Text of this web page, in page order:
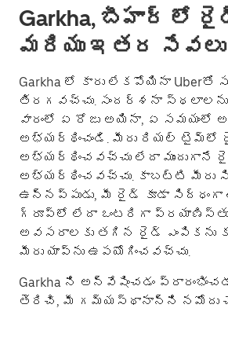
Garkha, బీహార్ లో
మరియు ఇతర సేవలు
Garkha లో కారు లేకపోయినా Uberతో
తిరగవచ్చు. సందర్శనా స్థలాలను
వారంలో ఏ రోజు అయినా, ఏ సమయంలో
అభ్యర్థించండి. మీరు రియల్ టైమ్‌లో
అభ్యర్థించవచ్చు లేదా ముందుగానే
అభ్యర్థించవచ్చు. కాబట్టి మీరు
ఉన్నప్పుడు, మీ రైడ్ కూడా సిద్ధంగా
గ్రూప్؜లో లేదా ఒంటరిగా ప్రయాణిస్తున్నా, మీ
అవసరాలకు తగిన రైడ్ ఎంపికను
మీరు యాప్‌ను ఉపయోగించవచ్చు.
Garkha ని అన్వేషించడం
తెరిచి, మీ గమ్యస్థానాన్ని నమోదు